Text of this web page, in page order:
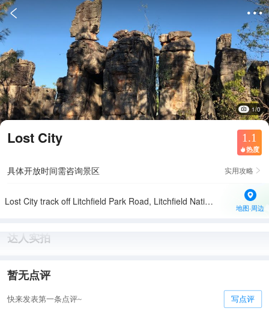
 
1/0
Lost City 1.1
 热度
具体开放时间需咨询景区 实用攻略 
Lost City track off Litchfield Park Road, Litchfield National Park, Northern Territory 0822 Australia
地图·周边
达人实拍
暂无点评
快来发表第一条点评~ 写点评